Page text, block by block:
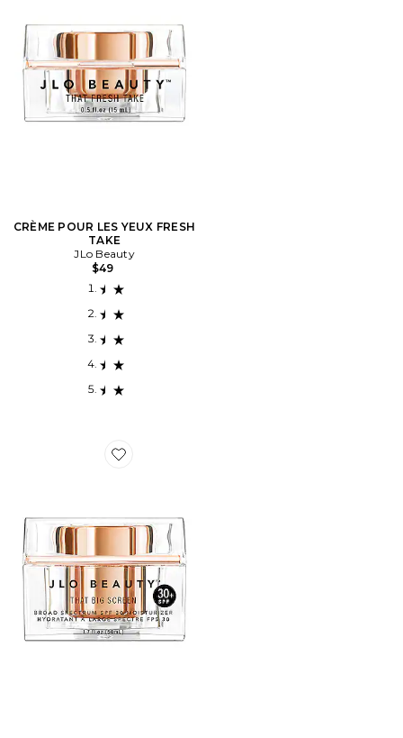
CRÈME POUR LES YEUX FRESH
TAKE
JLo Beauty
$49
Favorite That Big Screen Moisturizer SPF 30